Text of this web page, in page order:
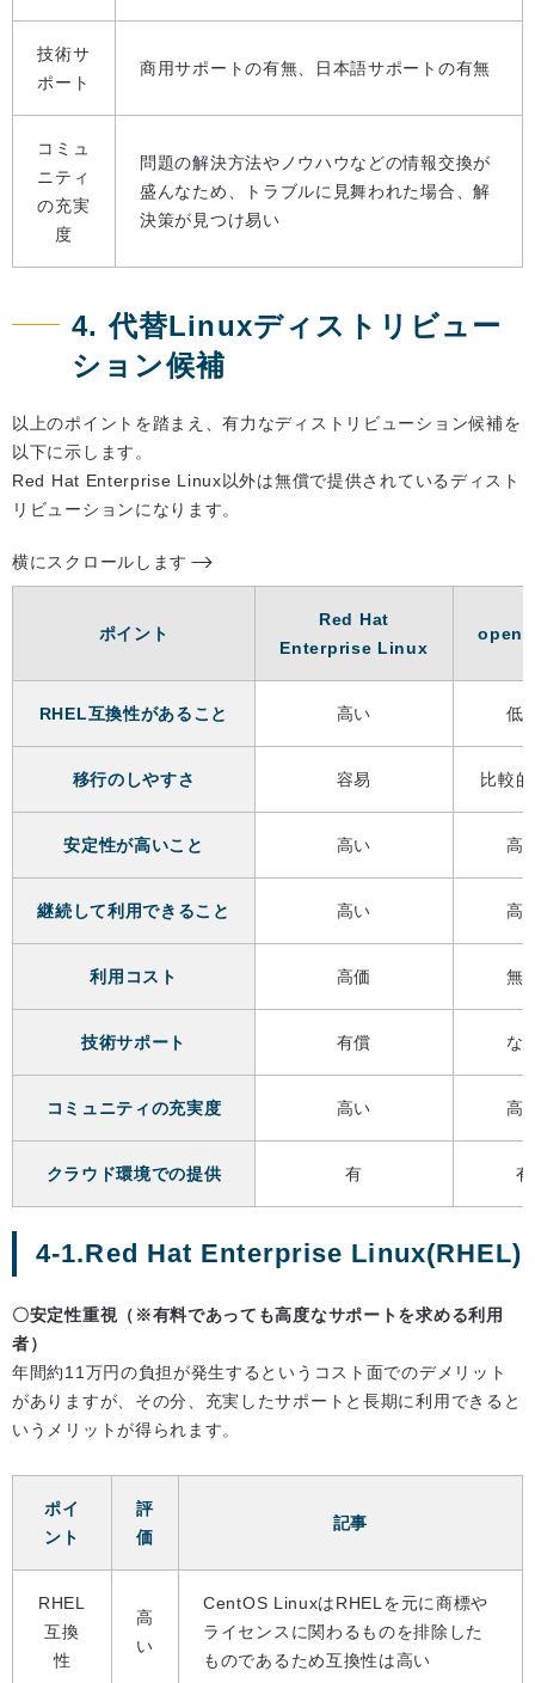
技術サ
ポート
商用サポートの有無、日本語サポートの有無
コミュ
ニティ
の充実
度
問題の解決方法やノウハウなどの情報交換が
盛んなため、トラブルに見舞われた場合、解
決策が見つけ易い
4. 代替Linuxディストリビュー
ション候補
以上のポイントを踏まえ、有力なディストリビューション候補を
以下に示します。
Red Hat Enterprise Linux以外は無償で提供されているディスト
リビューションになります。
横にスクロールします
ポイント
Red Hat
Enterprise Linux
RHEL互換性があること 高い 低
移行のしやすさ 容易 比較
安定性が高いこと 高い 高
継続して利用できること 高い 高
利用コスト 高価 無
技術サポート 有償 な
コミュニティの充実度 高い 高
クラウド環境での提供 有 有
4-1.Red Hat Enterprise Linux(RHEL)
〇安定性重視（※有料であっても高度なサポートを求める利用
者）
年間約11万円の負担が発生するというコスト面でのデメリット
がありますが、その分、充実したサポートと長期に利用できると
いうメリットが得られます。
ポイ
ント
評
価
記事
RHEL
互換
性
高
い
CentOS LinuxはRHELを元に商標や
ライセンスに関わるものを排除した
ものであるため互換性は高い